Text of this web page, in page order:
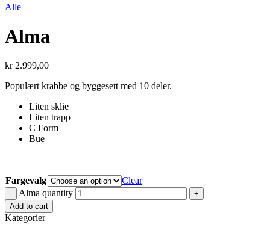
Alle
Alma
kr2.999,00
Populært krabbe og byggesett med 10 deler.
Liten sklie
Liten trapp
C Form
Bue
Fargevalg
Clear
Alma quantity
Add to cart
Kategorier